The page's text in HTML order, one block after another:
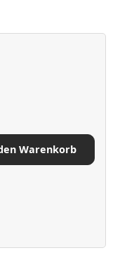
ein oder benutze die
Warenkorb